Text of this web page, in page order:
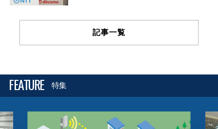
記事一覧
FEATURE 特集